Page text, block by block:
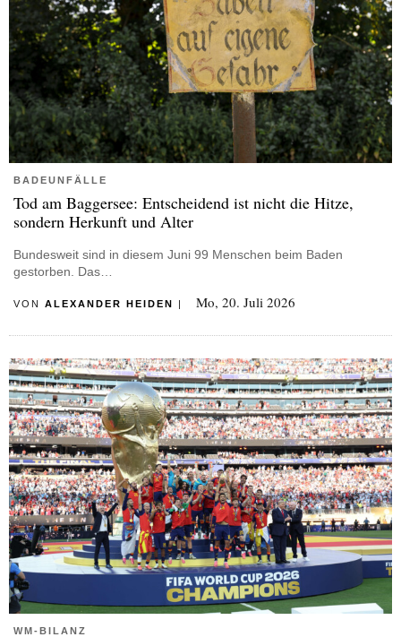
BADEUNFÄLLE
Tod am Baggersee: Entscheidend ist nicht die Hitze,
sondern Herkunft und Alter
Bundesweit sind in diesem Juni 99 Menschen beim Baden
gestorben. Das…
VON ALEXANDER HEIDEN | Mo, 20. Juli 2026
WM-BILANZ